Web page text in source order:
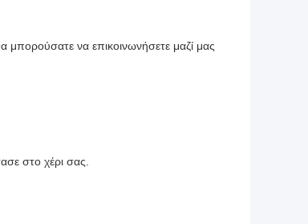
να επικοινωνήσετε μαζί μας
στο χέρι σας.